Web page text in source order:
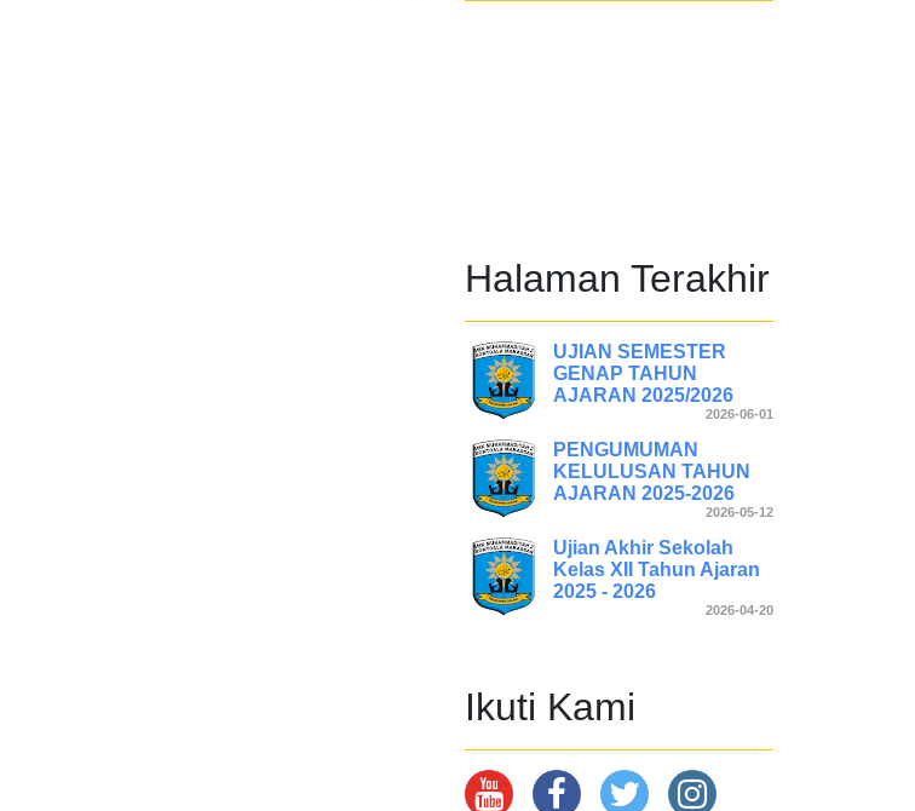
Halaman Terakhir
UJIAN SEMESTER
GENAP TAHUN
AJARAN 2025/2026
2026-06-01
PENGUMUMAN
KELULUSAN TAHUN
AJARAN 2025-2026
2026-05-12
Ujian Akhir Sekolah
Kelas XII Tahun Ajaran
2025 - 2026
2026-04-20
Ikuti Kami